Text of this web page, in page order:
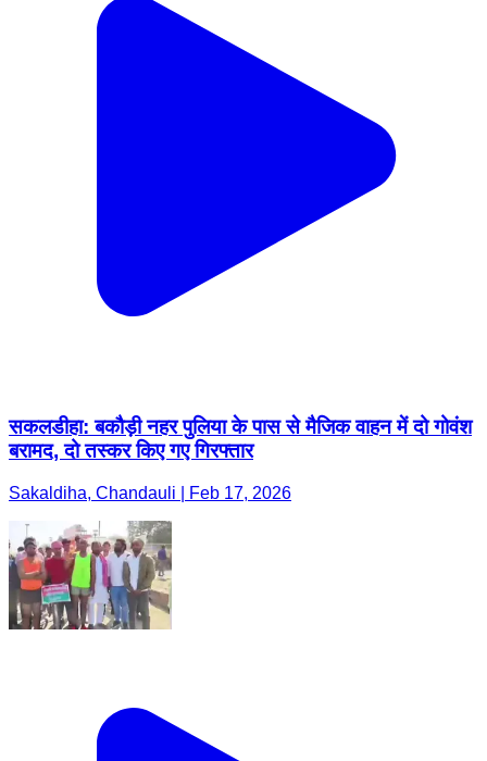
सकलडीहा: बकौड़ी नहर पुलिया के पास से मैजिक वाहन में दो गोवंश
बरामद, दो तस्कर किए गए गिरफ्तार
Sakaldiha, Chandauli | Feb 17, 2026